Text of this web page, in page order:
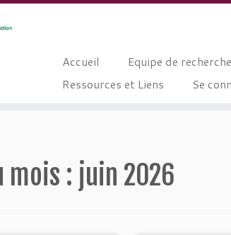
Accueil Equipe de recherche
Ressources et Liens
Se
mois : juin 2026